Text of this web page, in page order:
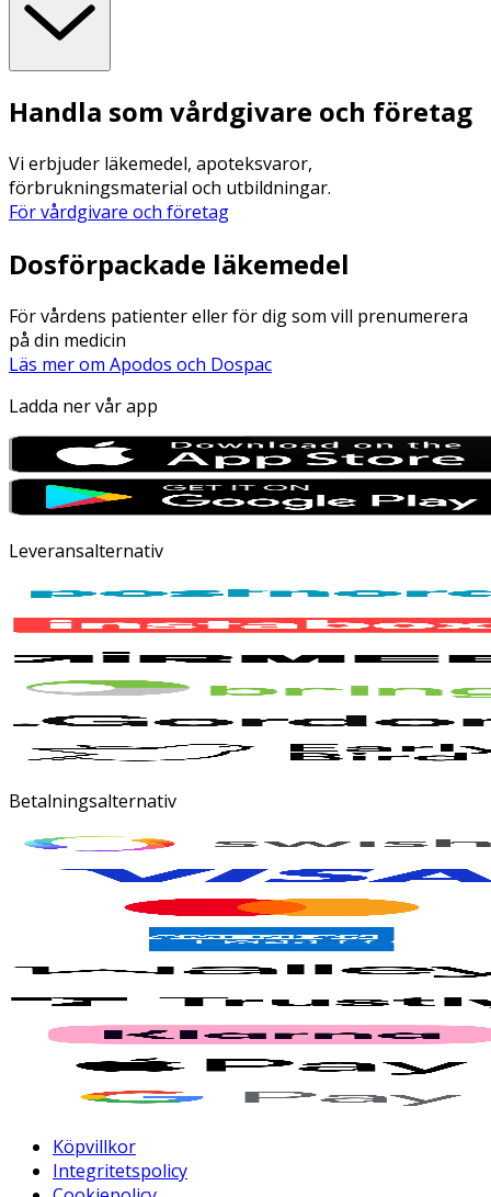
Handla som vårdgivare och företag
Vi erbjuder läkemedel, apoteksvaror,
förbrukningsmaterial och utbildningar.
För vårdgivare och företag
Dosförpackade läkemedel
För vårdens patienter eller för dig som vill prenumerera
på din medicin
Läs mer om Apodos och Dospac
Ladda ner vår app
Leveransalternativ
Betalningsalternativ
Köpvillkor
Integritetspolicy